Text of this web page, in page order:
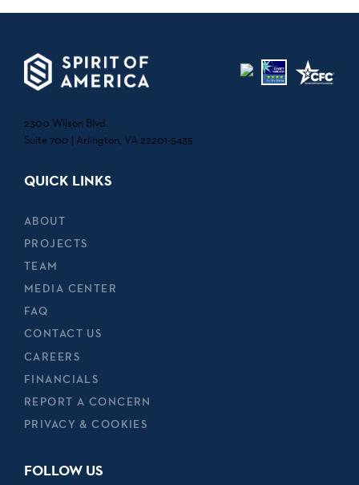
2300 Wilson Blvd.
Suite 700 | Arlington, VA 22201-5435
QUICK LINKS
ABOUT
PROJECTS
TEAM
MEDIA CENTER
FAQ
CONTACT US
CAREERS
FINANCIALS
REPORT A CONCERN
PRIVACY & COOKIES
FOLLOW US